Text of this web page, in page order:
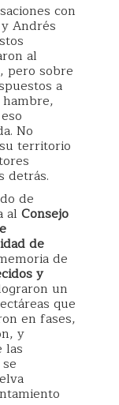
con
Andrés
al
pero sobre
a
No
territorio
detrás.
de
al Consejo
de
de
y
un
que
en fases,
y
las